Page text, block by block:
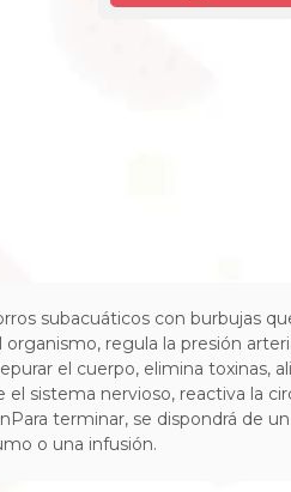
subacuáticos con burbujas
regula la presión
el cuerpo, elimina toxinas,
sistema nervioso, reactiva la
terminar, se dispondrá de
o una infusión.